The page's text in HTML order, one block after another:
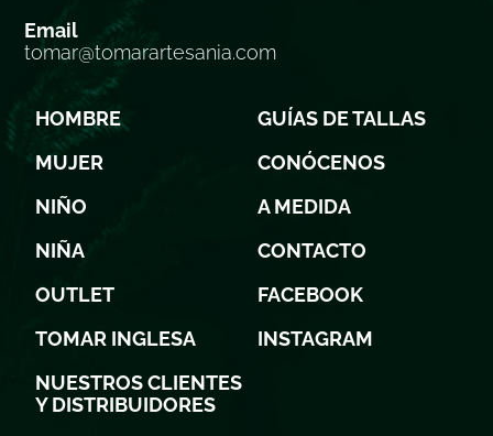
Email
tomar@tomarartesania.com
HOMBRE
MUJER
NIÑO
NIÑA
OUTLET
TOMAR INGLESA
NUESTROS CLIENTES
Y DISTRIBUIDORES
GUÍAS DE TALLAS
CONÓCENOS
A MEDIDA
CONTACTO
FACEBOOK
INSTAGRAM